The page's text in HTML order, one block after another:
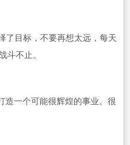
目标，不要再想太远，每天
斗不止。
一个可能很辉煌的事业。很